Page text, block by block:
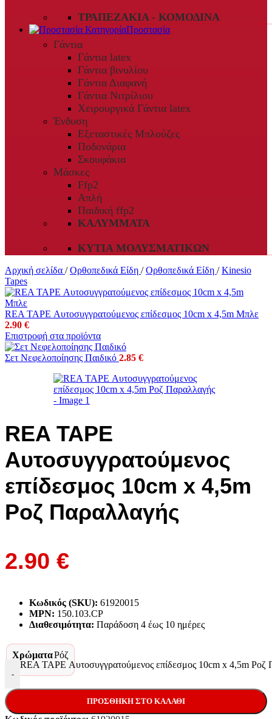
ΤΡΑΠΕΖΆΚΙΑ - ΚΟΜΟΔΊΝΑ
Προστασία
Γάντια
Γάντια latex
Γάντια βινυλίου
Γάντια Διαφανή
Γάντια Νιτρίλιου
Χειρουργικά Γάντια latex
Ένδυση
Εξεταστικές Μπλούζες
Ποδονάρια
Σκουφάκια
Μάσκες
Ffp2
Απλή
Παιδική ffp2
ΚΑΛΎΜΜΑΤΑ
ΚΥΤΊΑ ΜΟΛΥΣΜΑΤΙΚΏΝ
Αρχική σελίδα / Ορθοπεδικά Είδη / Ορθοπεδικά Είδη / Kinesio
Tapes
REA TAPE Αυτοσυγγρατούμενος επίδεσμος 10cm x 4,5m Μπλε
2.90 €
Επιστροφή στα προϊόντα
Σετ Νεφελοποίησης Παιδικό 2.85 €
REA TAPE
Αυτοσυγγρατούμενος
επίδεσμος 10cm x 4,5m
Ροζ Παραλλαγής
2.90 €
Κωδικός (SKU): 61920015
MPN: 150.103.CP
Διαθεσιμότητα: Παράδoση 4 έως 10 ημέρες
ΧρώματαΡόζ
-
REA TAPE Αυτοσυγγρατούμενος επίδεσμος 10cm x 4,5m Ροζ
ΠΡΟΣΘΉΚΗ ΣΤΟ ΚΑΛΆΘΙ